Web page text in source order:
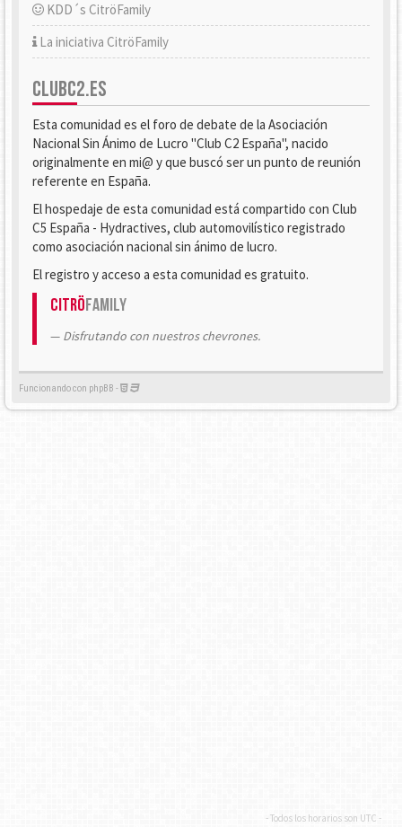
KDD´s CitröFamily
La iniciativa CitröFamily
CLUBC2.ES
Esta comunidad es el foro de debate de la Asociación
Nacional Sin Ánimo de Lucro "Club C2 España", nacido
originalmente en mi@ y que buscó ser un punto de reunión
referente en España.
El hospedaje de esta comunidad está compartido con Club
C5 España - Hydractives, club automovilístico registrado
como asociación nacional sin ánimo de lucro.
El registro y acceso a esta comunidad es gratuito.
CitröFamily
Disfrutando con nuestros chevrones.
Funcionando con phpBB -
- Todos los horarios son UTC -